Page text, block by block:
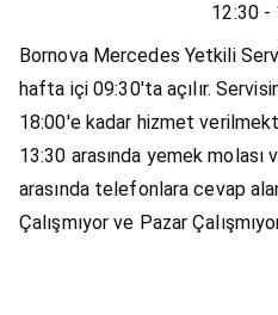
12:30 -
Bornova Mercedes Yetkili
hafta içi 09:30'ta açılır.
18:00'e kadar hizmet
13:30 arasında yemek
arasında telefonlara cevap
Çalışmıyor ve Pazar